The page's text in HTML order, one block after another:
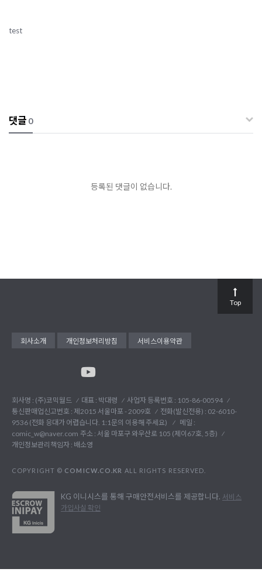
test
댓글 0
등록된 댓글이 없습니다.
회사소개 개인정보처리방침 서비스이용약관
회사명 : (주)코믹월드 대표 : 박대령
사업자 등록번호 : 105-86-00594
통신판매업신고번호 : 제2015 서울마포 - 2009호
전화(발신전용) : 02-6010-
9536 (전화 응대가 어렵습니다. 1:1문의 이용해 주세요)
메일 :
comic_w@naver.com 주소 : 서울 마포구 와우산로 105 (제이67호, 5층)
개인정보관리책임자 : 배소영
COPYRIGHT © COMICW.CO.KR ALL RIGHTS RESERVED.
KG 이니시스를 통해 구매안전서비스를 제공합니다. 서비스
가입사실 확인
Top